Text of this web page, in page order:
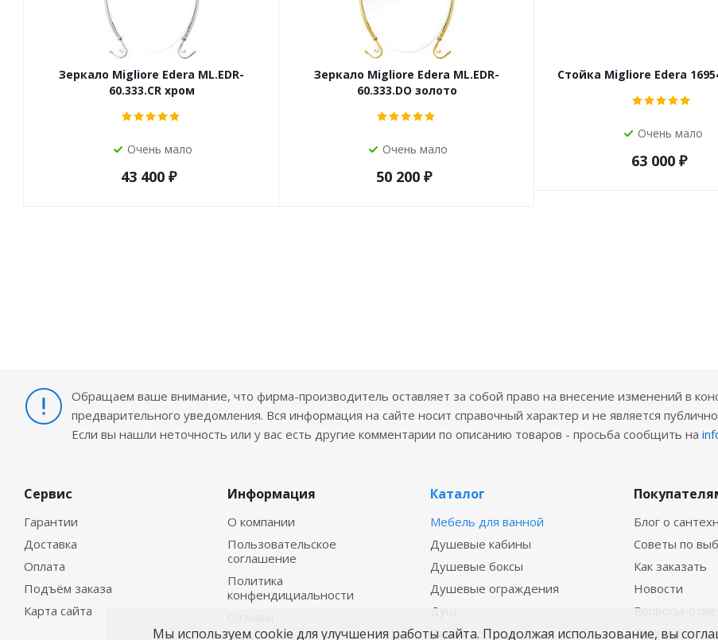
Зеркало Migliore Edera ML.EDR-
60.333.CR хром
Очень мало
43 400 ₽
Зеркало Migliore Edera ML.EDR-
60.333.DO золото
Очень мало
50 200 ₽
Стойка Migliore Edera
Очень мало
63 000 ₽
Обращаем ваше внимание, что фирма-производитель оставляет за собой право на внесение изменений в
предварительного уведомления. Вся информация на сайте носит справочный характер и не является
Если вы нашли неточность или у вас есть другие комментарии по описанию товаров - просьба сообщить на
Сервис
Гарантии
Доставка
Оплата
Подъём заказа
Карта сайта
Информация
О компании
Пользовательское
соглашение
Политика
конфендициальности
Каталог
Мебель для ванной
Душевые кабины
Душевые боксы
Душевые ограждения
Душ
Ванны
Блог о
Советы по
Как заказать
Новости
Вопросы-
Бренды
Мы используем cookie для улучшения работы сайта. Продолжая использование, вы